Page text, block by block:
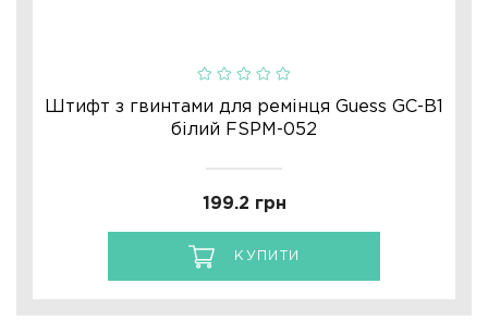
Штифт з гвинтами для ремінця Guess GC-B1
білий FSPM-052
199.2 грн
КУПИТИ